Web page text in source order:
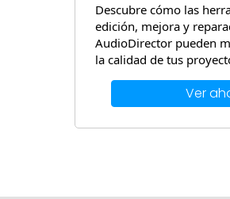
Descubre cómo las
edición, mejora y
AudioDirector pueden
la calidad de tus
Ver